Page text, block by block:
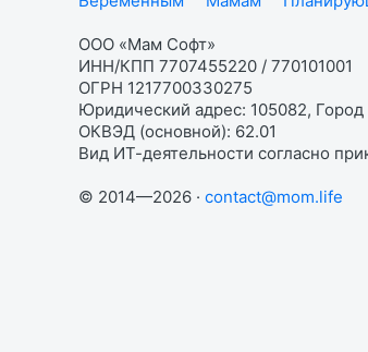
ООО «Мам Софт»
ИНН/КПП 7707455220 / 770101001
ОГРН 1217700330275
Юридический адрес: 105082,
ОКВЭД (основной): 62.01
Вид ИТ-деятельности согласно
© 2014—2026 · contact@mom.life